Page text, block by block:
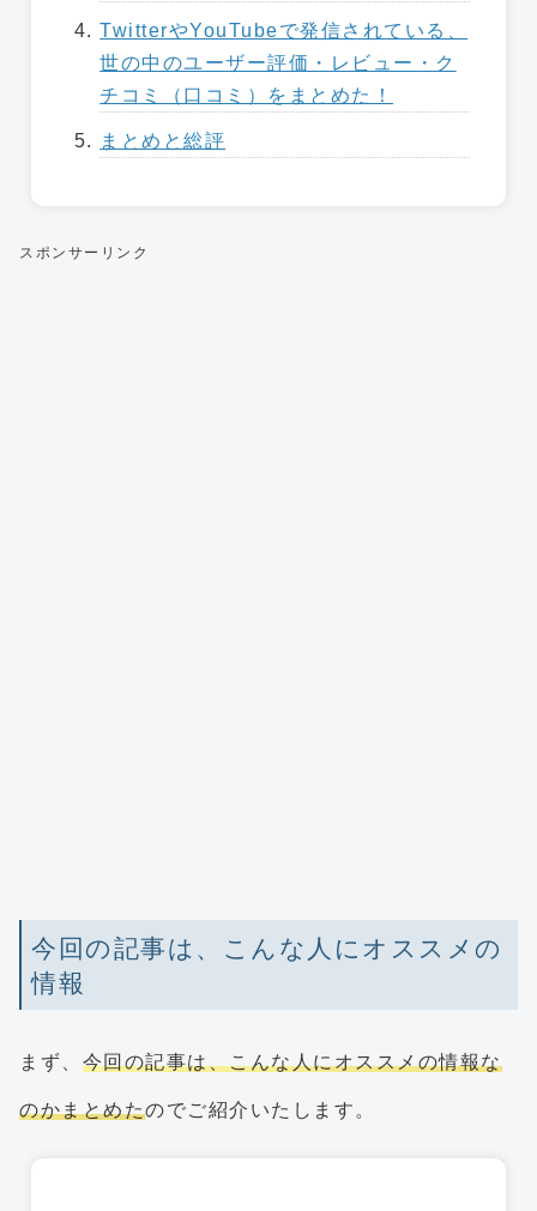
TwitterやYouTubeで発信されている、
世の中のユーザー評価・レビュー・ク
チコミ（口コミ）をまとめた！
まとめと総評
スポンサーリンク
今回の記事は、こんな人にオススメの
情報
まず、 今回の記事は、こんな人にオススメの情報な
のかまとめたのでご紹介いたします。